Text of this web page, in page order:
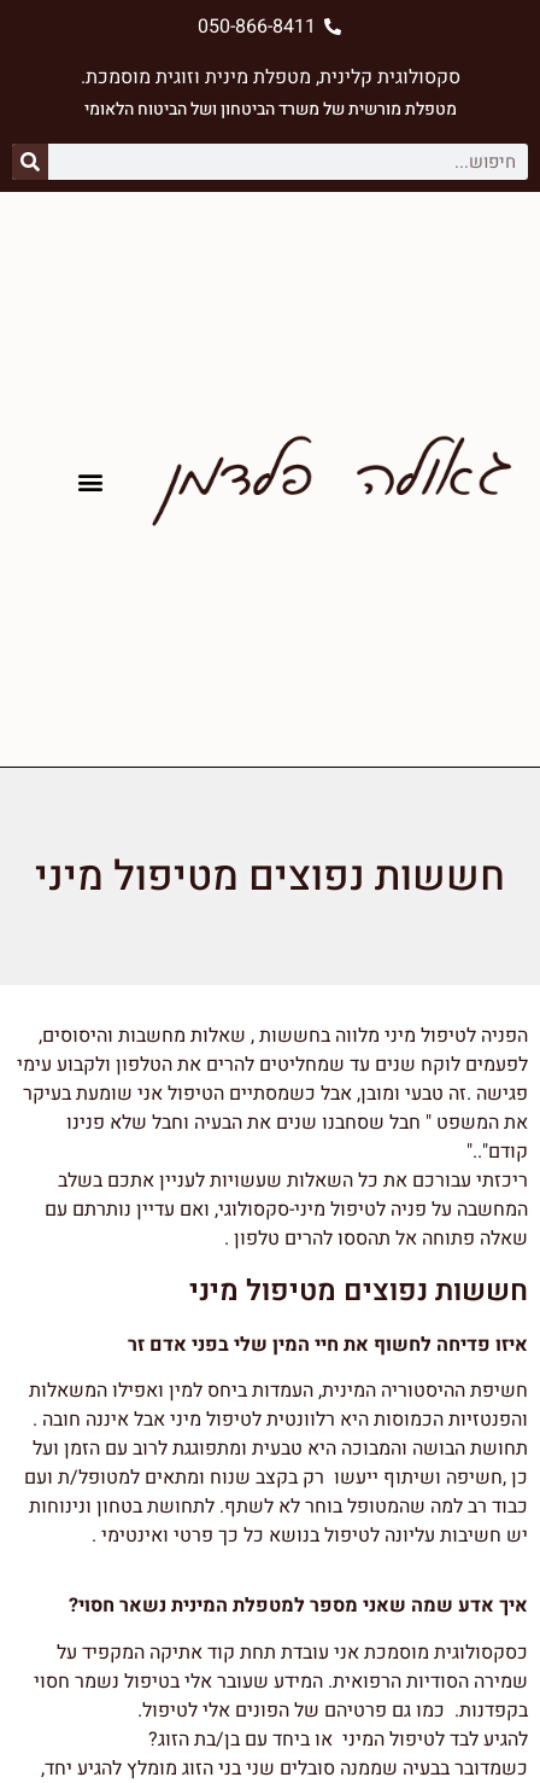
050-866-8411
סקסולוגית קלינית, מטפלת מינית וזוגית מוסמכת.
מטפלת מורשית של משרד הביטחון ⁠ושל הביטוח הלאומי
חששות נפוצים מטיפול מיני
הפניה לטיפול מיני מלווה בחששות , שאלות מחשבות והיסוסים,
לפעמים לוקח שנים עד שמחליטים להרים את הטלפון ולקבוע עימי
פגישה .זה טבעי ומובן, אבל כשמסתיים הטיפול אני שומעת בעיקר
את המשפט " חבל שסחבנו שנים את הבעיה וחבל שלא פנינו
קודם".."
ריכזתי עבורכם את כל השאלות שעשויות לעניין אתכם בשלב
המחשבה על פניה לטיפול מיני-סקסולוגי, ואם עדיין נותרתם עם
שאלה פתוחה אל תהססו להרים טלפון .
חששות נפוצים מטיפול מיני
איזו פדיחה לחשוף את חיי המין שלי בפני אדם זר
חשיפת ההיסטוריה המינית, העמדות ביחס למין ואפילו המשאלות
והפנטזיות הכמוסות היא רלוונטית לטיפול מיני אבל איננה חובה .
תחושת הבושה והמבוכה היא טבעית ומתפוגגת לרוב עם הזמן ועל
כן ,חשיפה ושיתוף ייעשו רק בקצב שנוח ומתאים למטופל/ת ועם
כבוד רב למה שהמטופל בוחר לא לשתף. לתחושת בטחון ונינוחות
יש חשיבות עליונה לטיפול בנושא כל כך פרטי ואינטימי .
איך אדע שמה שאני מספר למטפלת המינית נשאר חסוי?
כסקסולוגית מוסמכת אני עובדת תחת קוד אתיקה המקפיד על
שמירה הסודיות הרפואית. המידע שעובר אלי בטיפול נשמר חסוי
בקפדנות. כמו גם פרטיהם של הפונים אלי לטיפול.
להגיע לבד לטיפול המיני או ביחד עם בן/בת הזוג?
כשמדובר בבעיה שממנה סובלים שני בני הזוג מומלץ להגיע יחד,